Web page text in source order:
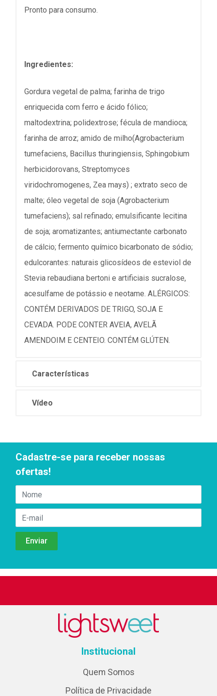
Pronto para consumo.
Ingredientes:
Gordura vegetal de palma; farinha de trigo
enriquecida com ferro e ácido fólico;
maltodextrina; polidextrose; fécula de mandioca;
farinha de arroz; amido de milho(Agrobacterium
tumefaciens, Bacillus thuringiensis, Sphingobium
herbicidorovans, Streptomyces
viridochromogenes, Zea mays) ; extrato seco de
malte; óleo vegetal de soja (Agrobacterium
tumefaciens); sal refinado; emulsificante lecitina
de soja; aromatizantes; antiumectante carbonato
de cálcio; fermento químico bicarbonato de sódio;
edulcorantes: naturais glicosídeos de esteviol de
Stevia rebaudiana bertoni e artificiais sucralose,
acesulfame de potássio e neotame. ALÉRGICOS:
CONTÉM DERIVADOS DE TRIGO, SOJA E
CEVADA. PODE CONTER AVEIA, AVELÃ
AMENDOIM E CENTEIO. CONTÉM GLÚTEN.
Características
Vídeo
Cadastre-se para receber nossas
ofertas!
Institucional
Quem Somos
Política de Privacidade